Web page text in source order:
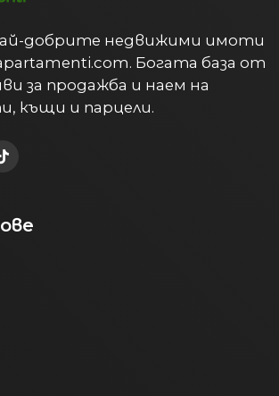
добрите недвижими имоти
Богата база от
за продажба и наем на
къщи и парцели.